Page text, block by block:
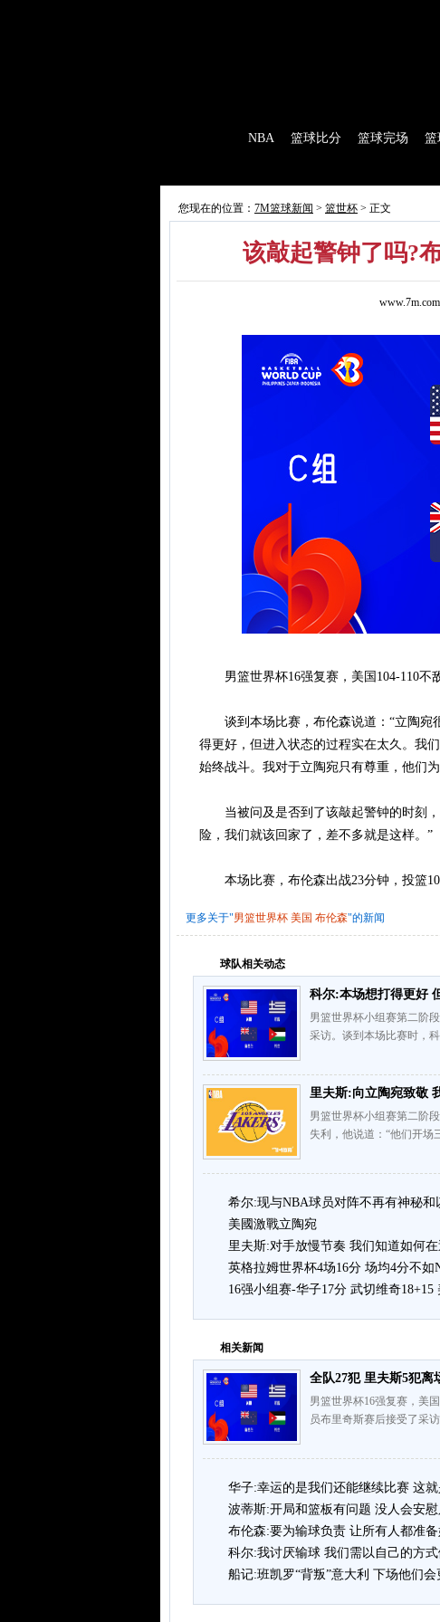
NBA 篮球比分 篮球完场 篮
您现在的位置： 7M篮球新闻 > 篮世杯 > 正文
该敲起警钟了吗?
男篮世界杯16强复赛，美国104-110不
谈到本场比赛，布伦森说道：“立陶宛
得更好，但进入状态的过程实在太久。我
始终战斗。我对于立陶宛只有尊重，他们
当被问及是否到了该敲起警钟的时刻，
险，我们就该回家了，差不多就是这样。”
本场比赛，布伦森出战23分钟，投篮10
更多关于"男篮世界杯 美国 布伦森"的新闻
球队相关动态
科尔:本场想打得更好
男篮世界杯小组赛第二阶
采访。谈到本场比赛时，
里夫斯:向立陶宛致敬
男篮世界杯小组赛第二阶
失利，他说道：“他们开
希尔:现与NBA球员对阵不再有神秘和
美國激戰立陶宛
里夫斯:对手放慢节奏 我们知道如何
英格拉姆世界杯4场16分 场均4分不如
16强小组赛-华子17分 武切维奇18+15
相关新闻
全队27犯 里夫斯5犯
男篮世界杯16强复赛，美
员布里奇斯赛后接受了采
华子:幸运的是我们还能继续比赛 这
波蒂斯:开局和篮板有问题 没人会安
布伦森:要为输球负责 让所有人都准
科尔:我讨厌输球 我们需以自己的方
船记:班凯罗“背叛”意大利 下场他们会